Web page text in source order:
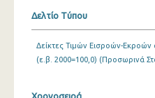
Μαΐου 2024
Απριλίου 2024
Δελτίο Τύπου
Δείκτες Τιμών Εισροών-Εκροών
(ε.β. 2000=100,0) (Προσωρινά
Χρονοσειρά